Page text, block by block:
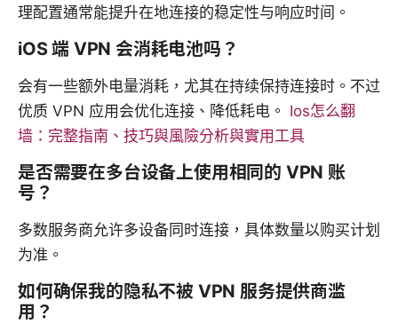
理配置通常能提升在地连接的稳定性与响应时间。
iOS 端 VPN 会消耗电池吗？
会有一些额外电量消耗，尤其在持续保持连接时。不过
优质 VPN 应用会优化连接、降低耗电。 Ios怎么翻
墙：完整指南、技巧與風險分析與實用工具
是否需要在多台设备上使用相同的 VPN 账
号？
多数服务商允许多设备同时连接，具体数量以购买计划
为准。
如何确保我的隐私不被 VPN 服务提供商滥
用？